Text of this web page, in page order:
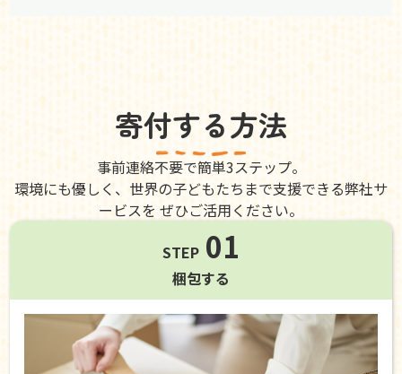
寄付する方法
事前連絡不要で簡単3ステップ。
環境にも優しく、世界の子どもたちまで支援できる弊社サ
ービスを ぜひご活用ください。
STEP 01
梱包する